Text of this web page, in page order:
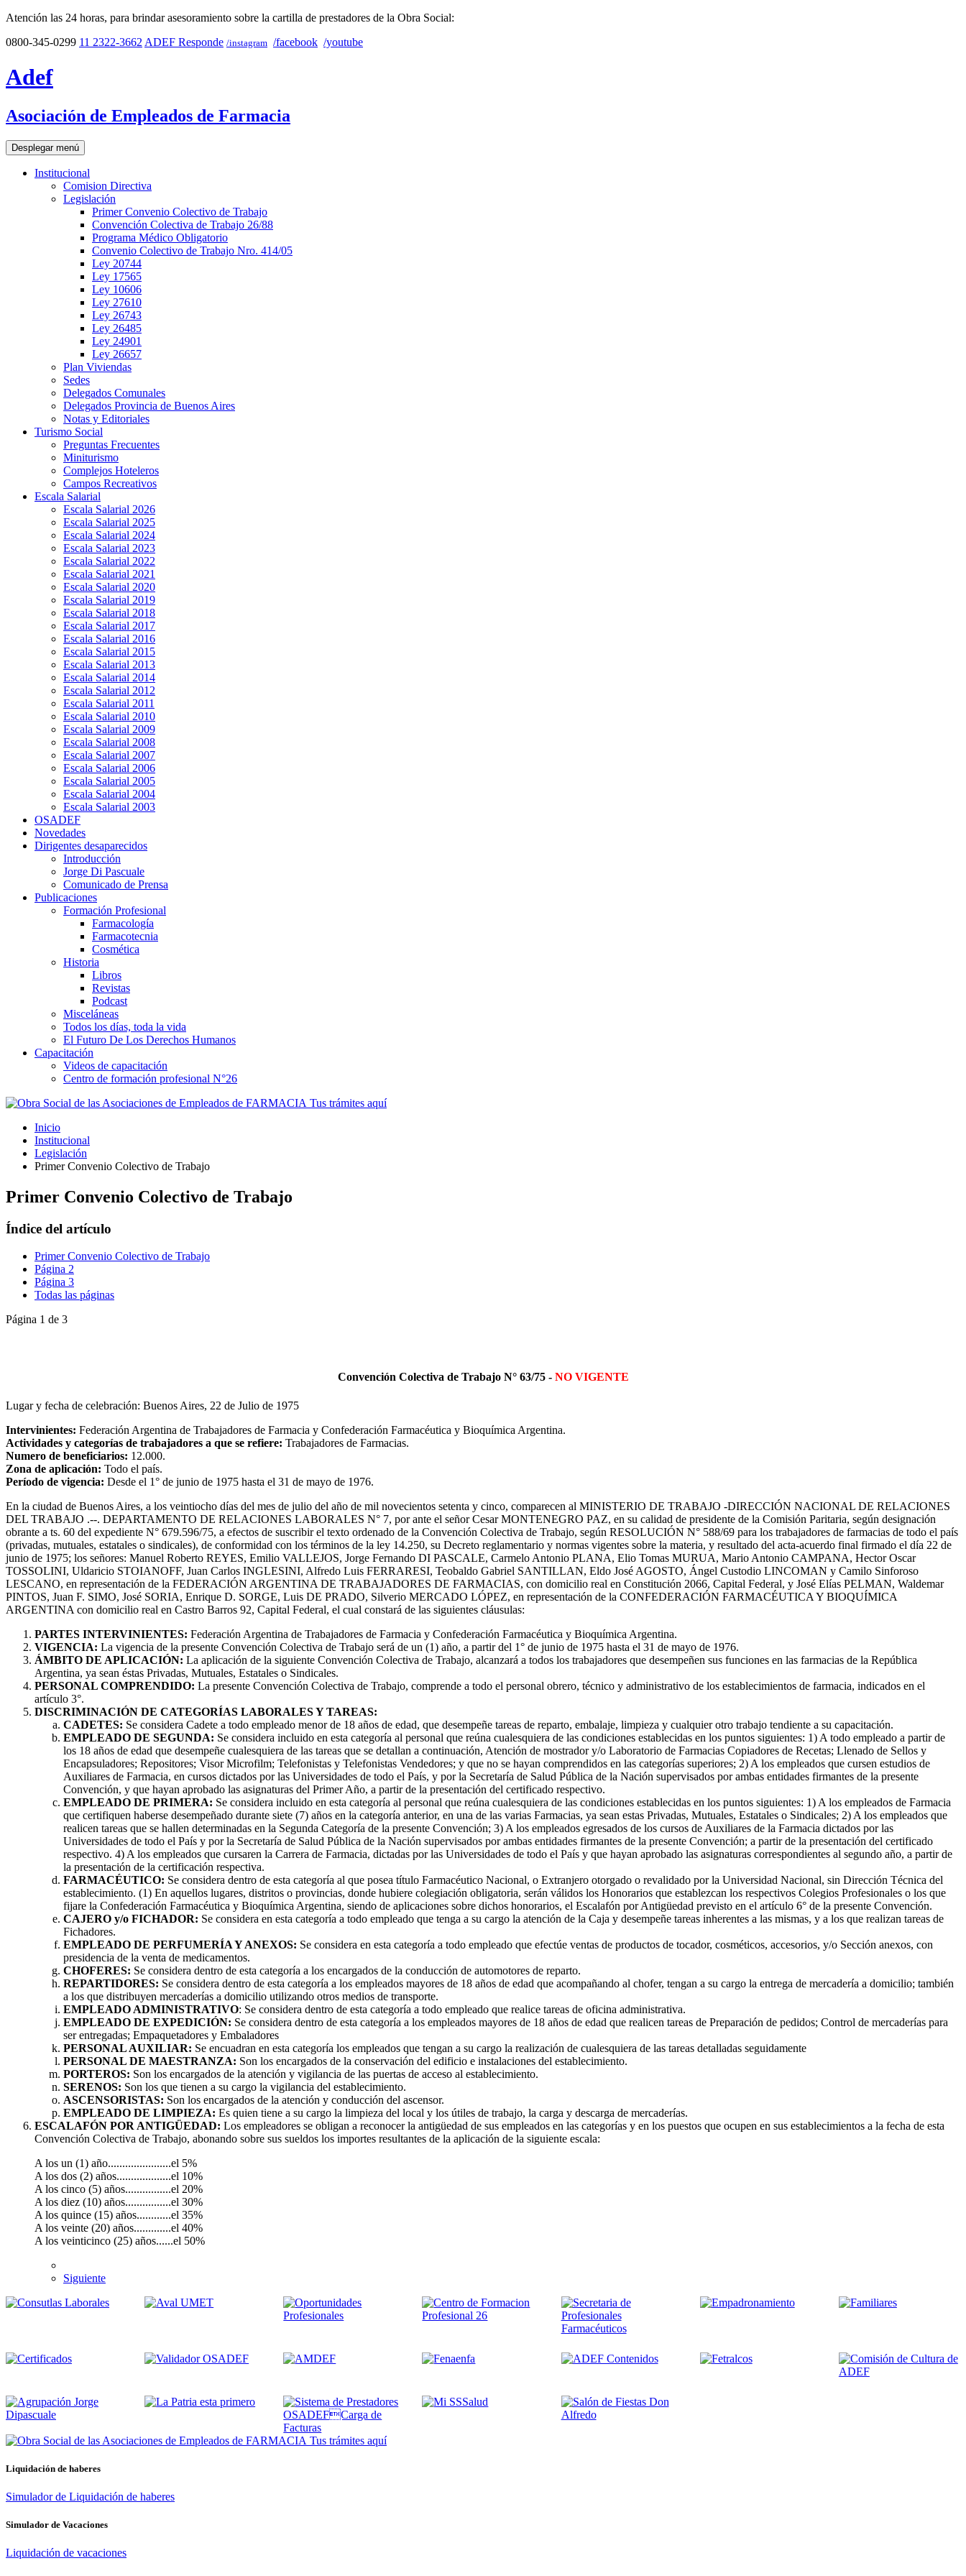
Atención las 24 horas, para brindar asesoramiento sobre la cartilla de prestadores de la Obra Social:
0800-345-0299 11 2322-3662 ADEF Responde /instagram /facebook /youtube
Adef
Asociación de Empleados de Farmacia
Desplegar menú
Institucional
Comision Directiva
Legislación
Primer Convenio Colectivo de Trabajo
Convención Colectiva de Trabajo 26/88
Programa Médico Obligatorio
Convenio Colectivo de Trabajo Nro. 414/05
Ley 20744
Ley 17565
Ley 10606
Ley 27610
Ley 26743
Ley 26485
Ley 24901
Ley 26657
Plan Viviendas
Sedes
Delegados Comunales
Delegados Provincia de Buenos Aires
Notas y Editoriales
Turismo Social
Preguntas Frecuentes
Miniturismo
Complejos Hoteleros
Campos Recreativos
Escala Salarial
Escala Salarial 2026
Escala Salarial 2025
Escala Salarial 2024
Escala Salarial 2023
Escala Salarial 2022
Escala Salarial 2021
Escala Salarial 2020
Escala Salarial 2019
Escala Salarial 2018
Escala Salarial 2017
Escala Salarial 2016
Escala Salarial 2015
Escala Salarial 2013
Escala Salarial 2014
Escala Salarial 2012
Escala Salarial 2011
Escala Salarial 2010
Escala Salarial 2009
Escala Salarial 2008
Escala Salarial 2007
Escala Salarial 2006
Escala Salarial 2005
Escala Salarial 2004
Escala Salarial 2003
OSADEF
Novedades
Dirigentes desaparecidos
Introducción
Jorge Di Pascuale
Comunicado de Prensa
Publicaciones
Formación Profesional
Farmacología
Farmacotecnia
Cosmética
Historia
Libros
Revistas
Podcast
Misceláneas
Todos los días, toda la vida
El Futuro De Los Derechos Humanos
Capacitación
Videos de capacitación
Centro de formación profesional N°26
Tus trámites aquí
Inicio
Institucional
Legislación
Primer Convenio Colectivo de Trabajo
Primer Convenio Colectivo de Trabajo
Índice del artículo
Primer Convenio Colectivo de Trabajo
Página 2
Página 3
Todas las páginas
Página 1 de 3
Convención Colectiva de Trabajo N° 63/75 - NO VIGENTE
Lugar y fecha de celebración: Buenos Aires, 22 de Julio de 1975
Intervinientes: Federación Argentina de Trabajadores de Farmacia y Confederación Farmacéutica y Bioquímica Argentina.
Actividades y categorías de trabajadores a que se refiere: Trabajadores de Farmacias.
Numero de beneficiarios: 12.000.
Zona de aplicación: Todo el país.
Período de vigencia: Desde el 1° de junio de 1975 hasta el 31 de mayo de 1976.
En la ciudad de Buenos Aires, a los veintiocho días del mes de julio del año de mil novecientos setenta y cinco, comparecen al MINISTERIO DE TRABAJO -DIRECCIÓN NACIONAL DE RELACIONES
DEL TRABAJO .--. DEPARTAMENTO DE RELACIONES LABORALES N° 7, por ante el señor Cesar MONTENEGRO PAZ, en su calidad de presidente de la Comisión Paritaria, según designación
obrante a ts. 60 del expediente N° 679.596/75, a efectos de suscribir el texto ordenado de la Convención Colectiva de Trabajo, según RESOLUCIÓN N° 588/69 para los trabajadores de farmacias de todo el país
(privadas, mutuales, estatales o sindicales), de conformidad con los términos de la ley 14.250, su Decreto reglamentario y normas vigentes sobre la materia, y resultado del acta-acuerdo final firmado el día 22 de
junio de 1975; los señores: Manuel Roberto REYES, Emilio VALLEJOS, Jorge Fernando DI PASCALE, Carmelo Antonio PLANA, Elio Tomas MURUA, Mario Antonio CAMPANA, Hector Oscar
TOSSOLINI, Uldaricio STOIANOFF, Juan Carlos INGLESINI, Alfredo Luis FERRARESI, Teobaldo Gabriel SANTILLAN, Eldo José AGOSTO, Ángel Custodio LINCOMAN y Camilo Sinforoso
LESCANO, en representación de la FEDERACIÓN ARGENTINA DE TRABAJADORES DE FARMACIAS, con domicilio real en Constitución 2066, Capital Federal, y José Elías PELMAN, Waldemar
PINTOS, Juan F. SIMO, José SORIA, Enrique D. SORGE, Luis DE PRADO, Silverio MERCADO LÓPEZ, en representación de la CONFEDERACIÓN FARMACÉUTICA Y BIOQUÍMICA
ARGENTINA con domicilio real en Castro Barros 92, Capital Federal, el cual constará de las siguientes cláusulas:
PARTES INTERVINIENTES: Federación Argentina de Trabajadores de Farmacia y Confederación Farmacéutica y Bioquímica Argentina.
VIGENCIA: La vigencia de la presente Convención Colectiva de Trabajo será de un (1) año, a partir del 1° de junio de 1975 hasta el 31 de mayo de 1976.
ÁMBITO DE APLICACIÓN: La aplicación de la siguiente Convención Colectiva de Trabajo, alcanzará a todos los trabajadores que desempeñen sus funciones en las farmacias de la República
Argentina, ya sean éstas Privadas, Mutuales, Estatales o Sindicales.
PERSONAL COMPRENDIDO: La presente Convención Colectiva de Trabajo, comprende a todo el personal obrero, técnico y administrativo de los establecimientos de farmacia, indicados en el
artículo 3°.
DISCRIMINACIÓN DE CATEGORÍAS LABORALES Y TAREAS:
CADETES: Se considera Cadete a todo empleado menor de 18 años de edad, que desempeñe tareas de reparto, embalaje, limpieza y cualquier otro trabajo tendiente a su capacitación.
EMPLEADO DE SEGUNDA: Se considera incluido en esta categoría al personal que reúna cualesquiera de las condiciones establecidas en los puntos siguientes: 1) A todo empleado a partir de
los 18 años de edad que desempeñe cualesquiera de las tareas que se detallan a continuación, Atención de mostrador y/o Laboratorio de Farmacias Copiadores de Recetas; Llenado de Sellos y
Encapsuladores; Repositores; Visor Microfilm; Telefonistas y Telefonistas Vendedores; y que no se hayan comprendidos en las categorías superiores; 2) A los empleados que cursen estudios de
Auxiliares de Farmacia, en cursos dictados por las Universidades de todo el País, y por la Secretaría de Salud Pública de la Nación supervisados por ambas entidades firmantes de la presente
Convención, y que hayan aprobado las asignaturas del Primer Año, a partir de la presentación del certificado respectivo.
EMPLEADO DE PRIMERA: Se considera incluido en esta categoría al personal que reúna cualesquiera de las condiciones establecidas en los puntos siguientes: 1) A los empleados de Farmacia
que certifiquen haberse desempeñado durante siete (7) años en la categoría anterior, en una de las varias Farmacias, ya sean estas Privadas, Mutuales, Estatales o Sindicales; 2) A los empleados que
realicen tareas que se hallen determinadas en la Segunda Categoría de la presente Convención; 3) A los empleados egresados de los cursos de Auxiliares de la Farmacia dictados por las
Universidades de todo el País y por la Secretaría de Salud Pública de la Nación supervisados por ambas entidades firmantes de la presente Convención; a partir de la presentación del certificado
respectivo. 4) A los empleados que cursaren la Carrera de Farmacia, dictadas por las Universidades de todo el País y que hayan aprobado las asignaturas correspondientes al segundo año, a partir de
la presentación de la certificación respectiva.
FARMACÉUTICO: Se considera dentro de esta categoría al que posea título Farmacéutico Nacional, o Extranjero otorgado o revalidado por la Universidad Nacional, sin Dirección Técnica del
establecimiento. (1) En aquellos lugares, distritos o provincias, donde hubiere colegiación obligatoria, serán válidos los Honorarios que establezcan los respectivos Colegios Profesionales o los que
fijare la Confederación Farmacéutica y Bioquímica Argentina, siendo de aplicaciones sobre dichos honorarios, el Escalafón por Antigüedad previsto en el artículo 6° de la presente Convención.
CAJERO y/o FICHADOR: Se considera en esta categoría a todo empleado que tenga a su cargo la atención de la Caja y desempeñe tareas inherentes a las mismas, y a los que realizan tareas de
Fichadores.
EMPLEADO DE PERFUMERÍA Y ANEXOS: Se considera en esta categoría a todo empleado que efectúe ventas de productos de tocador, cosméticos, accesorios, y/o Sección anexos, con
presidencia de la venta de medicamentos.
CHOFERES: Se considera dentro de esta categoría a los encargados de la conducción de automotores de reparto.
REPARTIDORES: Se considera dentro de esta categoría a los empleados mayores de 18 años de edad que acompañando al chofer, tengan a su cargo la entrega de mercadería a domicilio; también
a los que distribuyen mercaderías a domicilio utilizando otros medios de transporte.
EMPLEADO ADMINISTRATIVO: Se considera dentro de esta categoría a todo empleado que realice tareas de oficina administrativa.
EMPLEADO DE EXPEDICIÓN: Se considera dentro de esta categoría a los empleados mayores de 18 años de edad que realicen tareas de Preparación de pedidos; Control de mercaderías para
ser entregadas; Empaquetadores y Embaladores
PERSONAL AUXILIAR: Se encuadran en esta categoría los empleados que tengan a su cargo la realización de cualesquiera de las tareas detalladas seguidamente
PERSONAL DE MAESTRANZA: Son los encargados de la conservación del edificio e instalaciones del establecimiento.
PORTEROS: Son los encargados de la atención y vigilancia de las puertas de acceso al establecimiento.
SERENOS: Son los que tienen a su cargo la vigilancia del establecimiento.
ASCENSORISTAS: Son los encargados de la atención y conducción del ascensor.
EMPLEADO DE LIMPIEZA: Es quien tiene a su cargo la limpieza del local y los útiles de trabajo, la carga y descarga de mercaderías.
ESCALAFÓN POR ANTIGÜEDAD: Los empleadores se obligan a reconocer la antigüedad de sus empleados en las categorías y en los puestos que ocupen en sus establecimientos a la fecha de esta
Convención Colectiva de Trabajo, abonando sobre sus sueldos los importes resultantes de la aplicación de la siguiente escala:
A los un (1) año......................el 5%
A los dos (2) años...................el 10%
A los cinco (5) años................el 20%
A los diez (10) años................el 30%
A los quince (15) años............el 35%
A los veinte (20) años.............el 40%
A los veinticinco (25) años......el 50%
Siguiente
Tus trámites aquí
Liquidación de haberes
Simulador de Liquidación de haberes
Simulador de Vacaciones
Liquidación de vacaciones